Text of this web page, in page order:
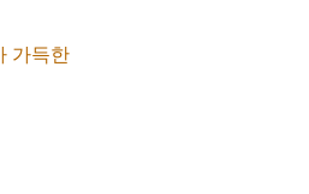
가득한